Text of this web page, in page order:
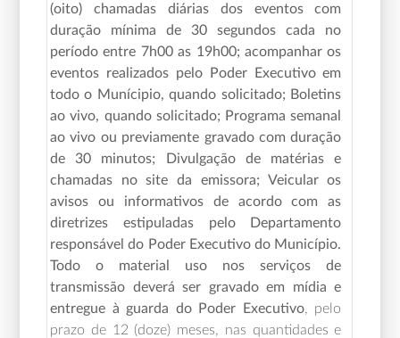
(oito) chamadas diárias dos eventos com
duração mínima de 30 segundos cada no
período entre 7h00 as 19h00; acompanhar os
eventos realizados pelo Poder Executivo em
todo o Munícipio, quando solicitado; Boletins
ao vivo, quando solicitado; Programa semanal
ao vivo ou previamente gravado com duração
de 30 minutos; Divulgação de matérias e
chamadas no site da emissora; Veicular os
avisos ou informativos de acordo com as
diretrizes estipuladas pelo Departamento
responsável do Poder Executivo do Município.
Todo o material uso nos serviços de
transmissão deverá ser gravado em mídia e
entregue à guarda do Poder Executivo,
pelo
prazo de 12 (doze) meses,
nas quantidades e